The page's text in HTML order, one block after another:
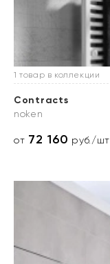
1 товар в коллекции
Contracts
noken
от 72 160 руб./шт